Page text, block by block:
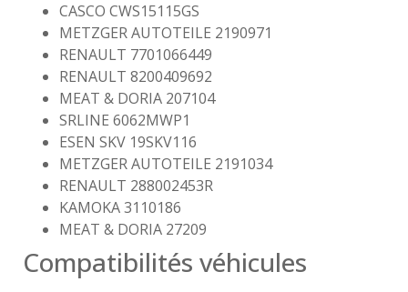
CASCO CWS15115GS
METZGER AUTOTEILE 2190971
RENAULT 7701066449
RENAULT 8200409692
MEAT & DORIA 207104
SRLINE 6062MWP1
ESEN SKV 19SKV116
METZGER AUTOTEILE 2191034
RENAULT 288002453R
KAMOKA 3110186
MEAT & DORIA 27209
Compatibilités véhicules